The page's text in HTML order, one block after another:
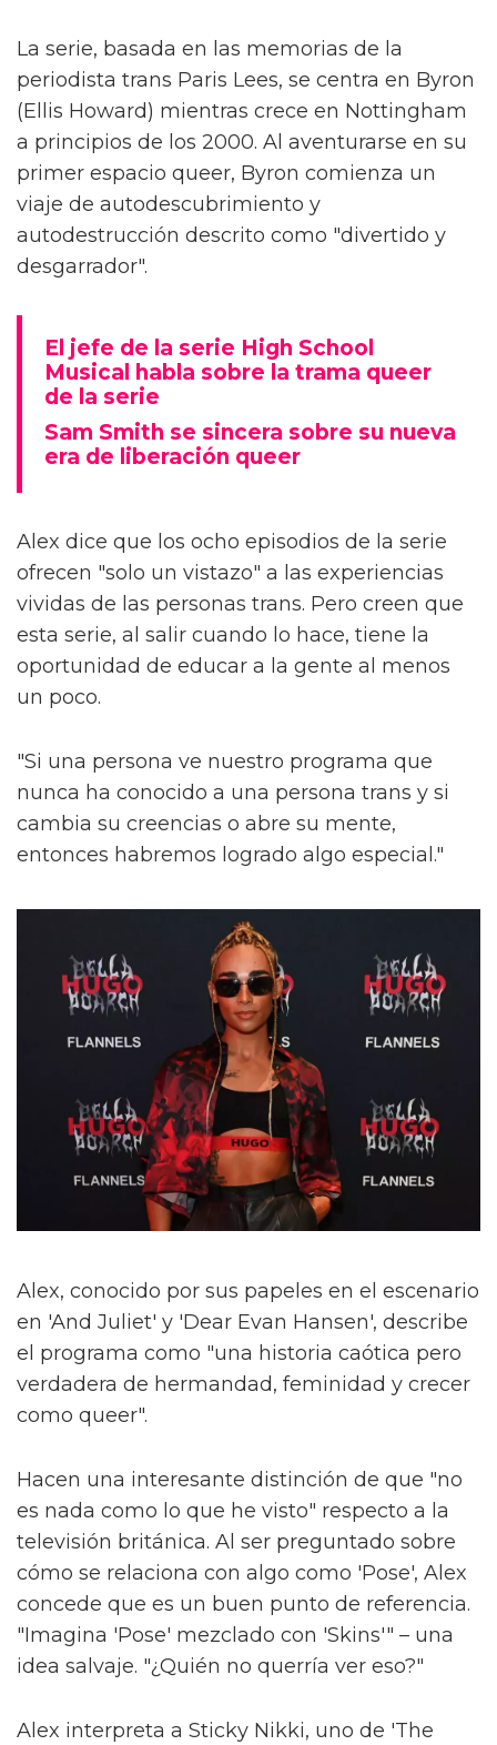
La serie, basada en las memorias de la
periodista trans Paris Lees, se centra en Byron
(Ellis Howard) mientras crece en Nottingham
a principios de los 2000. Al aventurarse en su
primer espacio queer, Byron comienza un
viaje de autodescubrimiento y
autodestrucción descrito como "divertido y
desgarrador".
El jefe de la serie High School
Musical habla sobre la trama queer
de la serie
Sam Smith se sincera sobre su nueva
era de liberación queer
Alex dice que los ocho episodios de la serie
ofrecen "solo un vistazo" a las experiencias
vividas de las personas trans. Pero creen que
esta serie, al salir cuando lo hace, tiene la
oportunidad de educar a la gente al menos
un poco.
"Si una persona ve nuestro programa que
nunca ha conocido a una persona trans y si
cambia su creencias o abre su mente,
entonces habremos logrado algo especial."
Alex, conocido por sus papeles en el escenario
en 'And Juliet' y 'Dear Evan Hansen', describe
el programa como "una historia caótica pero
verdadera de hermandad, feminidad y crecer
como queer".
Hacen una interesante distinción de que "no
es nada como lo que he visto" respecto a la
televisión británica. Al ser preguntado sobre
cómo se relaciona con algo como 'Pose', Alex
concede que es un buen punto de referencia.
"Imagina 'Pose' mezclado con 'Skins'" – una
idea salvaje. "¿Quién no querría ver eso?"
Alex interpreta a Sticky Nikki, uno de 'The